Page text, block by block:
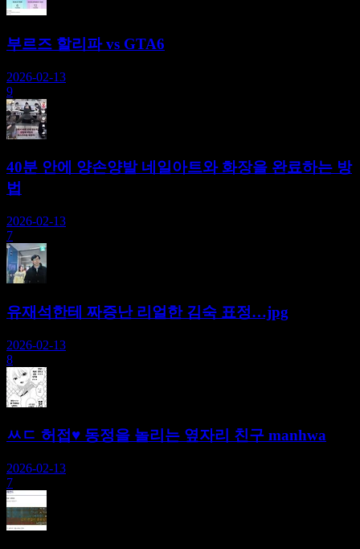
부르즈 할리파 vs GTA6
2026-02-13
9
40분 안에 양손양발 네일아트와 화장을 완료하는 방
법
2026-02-13
7
유재석한테 짜증난 리얼한 김숙 표정…jpg
2026-02-13
8
ㅆㄷ 허접♥︎ 동정을 놀리는 옆자리 친구 manhwa
2026-02-13
7